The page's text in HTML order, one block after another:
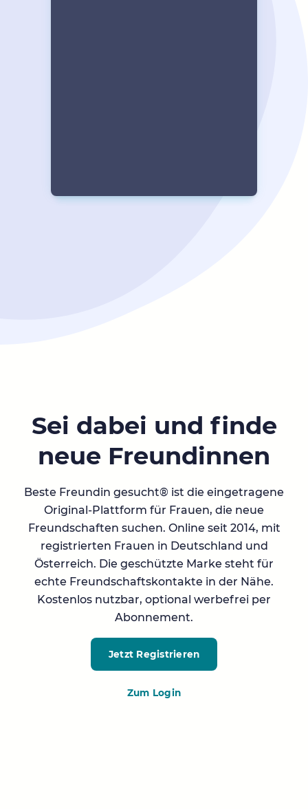
Sei dabei und finde
neue Freundinnen
Beste Freundin gesucht® ist die eingetragene
Original-Plattform für Frauen, die neue
Freundschaften suchen. Online seit 2014, mit
registrierten Frauen in Deutschland und
Österreich. Die geschützte Marke steht für
echte Freundschaftskontakte in der Nähe.
Kostenlos nutzbar, optional werbefrei per
Abonnement.
Jetzt Registrieren
Zum Login